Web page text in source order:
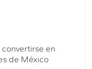
en
de México